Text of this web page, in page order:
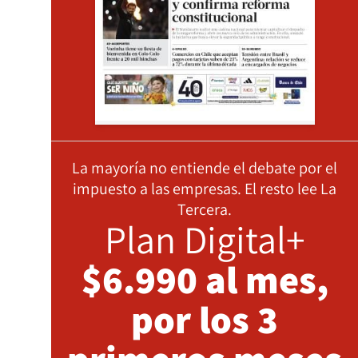
La mayoría no entiende el debate por el
impuesto a las empresas. El resto lee La
Tercera.
Plan Digital+
$6.990 al mes,
por los 3